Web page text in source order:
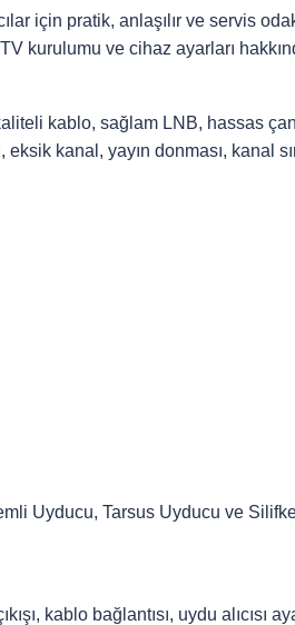
için pratik, anlaşılır ve servis
kurulumu ve cihaz ayarları
kablo, sağlam LNB, hassas
kanal, yayın donması, kanal
Uyducu, Tarsus Uyducu ve
kablo bağlantısı, uydu